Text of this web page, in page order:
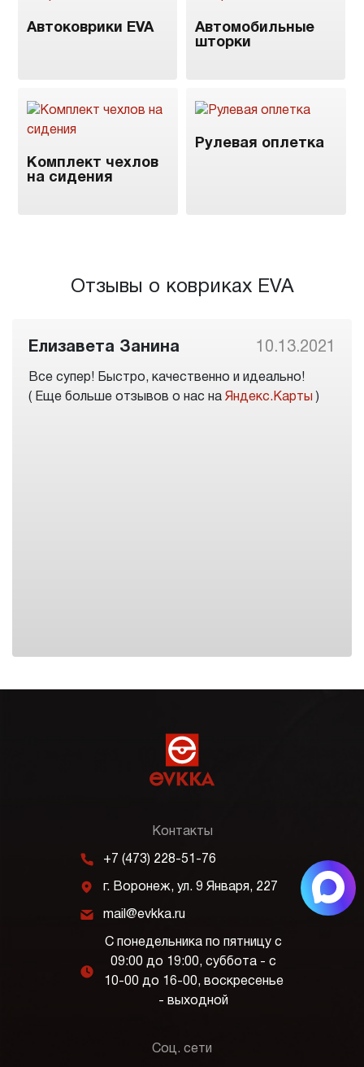
Автоковрики EVA
Автомобильные
шторки
Комплект чехлов
на сидения
Рулевая оплетка
Отзывы о ковриках EVA
Елизавета Занина 10.13.2021
Все супер! Быстро, качественно и идеально!
( Еще больше отзывов о нас на Яндекс.Карты )
Контакты
m +7 (473) 228-51-76
j г. Воронеж, ул. 9 Января, 227
k mail@evkka.ru
l
С понедельника по пятницу с
09:00 до 19:00, суббота - с
10-00 до 16-00, воскресенье
- выходной
Соц. сети